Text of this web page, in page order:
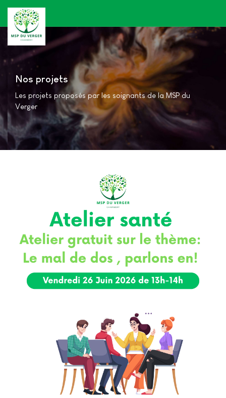
Nos projets
Les projets proposés par les soignants de la MSP du
Verger
Atelier santé : le mal de dos ,
parlons en !